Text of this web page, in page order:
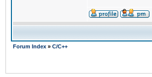
Forum Index » C/C++